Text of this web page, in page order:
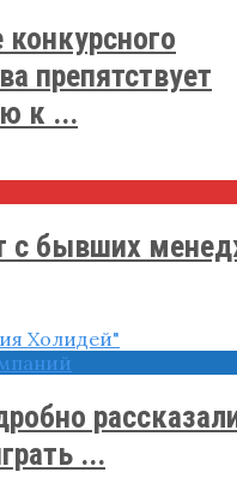
препятствует
к ...
с бывших
...